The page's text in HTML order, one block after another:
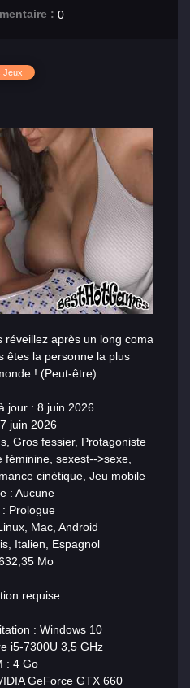
: 0
Jeux
réveillez après un long coma
êtes la personne la plus
! (Peut-être)
jour : 8 juin 2026
juin 2026
Gros fessier, Protagoniste
féminine, sexest-->sexe,
cinétique, Jeu mobile
: Aucune
: Prologue
Mac, Android
Italien, Espagnol
Mo
requise :
: Windows 10
i5-7300U 3,5 GHz
: 4 Go
GeForce GTX 660